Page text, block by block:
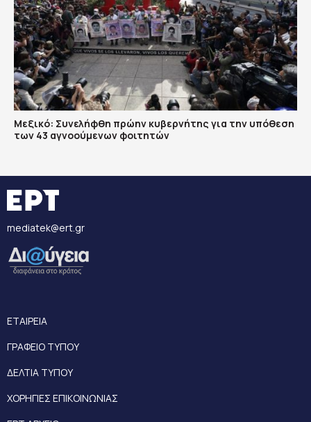
Μεξικό: Συνελήφθη πρώην κυβερνήτης για την υπόθεση
των 43 αγνοούμενων φοιτητών
mediatek@ert.gr
ΕΤΑΙΡΕΙΑ
ΓΡΑΦΕΙΟ ΤΥΠΟΥ
ΔΕΛΤΙΑ ΤΥΠΟΥ
ΧΟΡΗΓΙΕΣ ΕΠΙΚΟΙΝΩΝΙΑΣ